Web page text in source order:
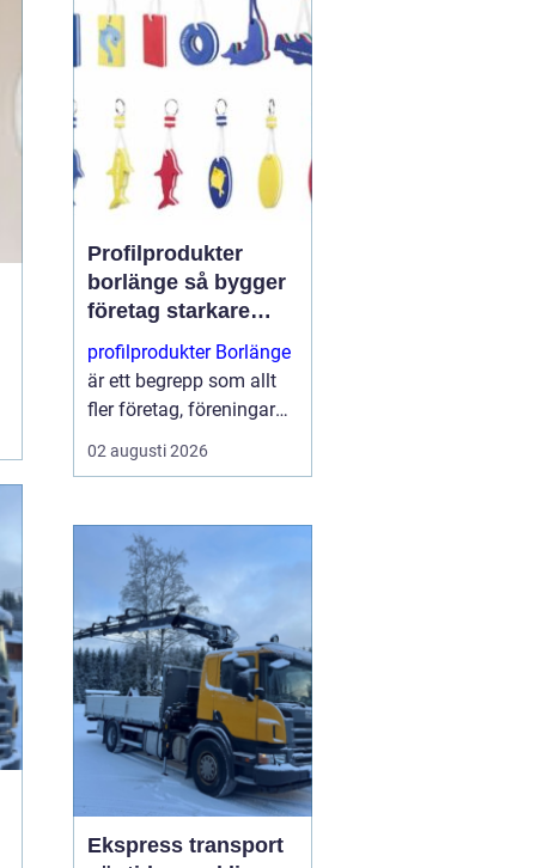
många fastighetsägare
och drifttekniker ha...
Profilprodukter
borlänge så bygger
företag starkare
varumärke i
vardagen
profilprodukter Borlänge
är ett begrepp som allt
fler företag, föreningar
och offentliga
verksamheter har fått
konkurrensen ökar blir
varje möte med kunden
viktigt...
02 augusti 2026
Ekspress transport